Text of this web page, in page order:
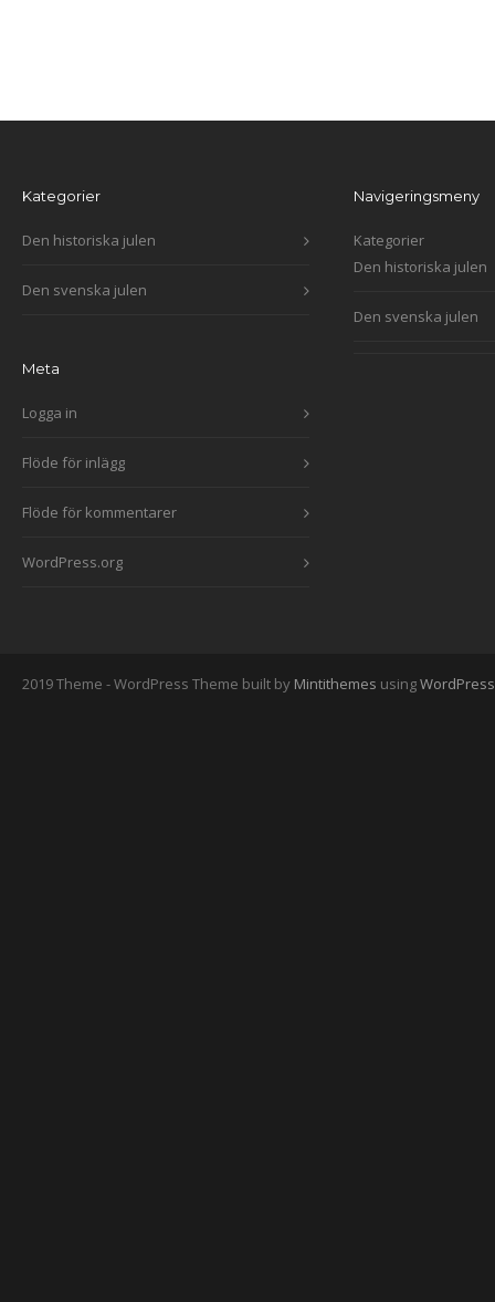
Kategorier
Den historiska julen
Den svenska julen
Meta
Logga in
Flöde för inlägg
Flöde för kommentarer
WordPress.org
Navigeringsmeny
Kategorier
Den historiska julen
Den svenska julen
2019 Theme - WordPress Theme built by Mintithemes usingWordPress